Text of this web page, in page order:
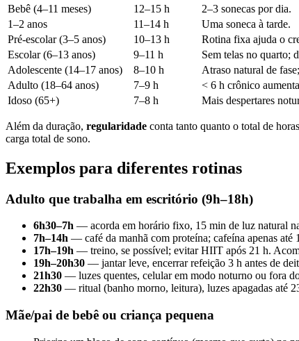
Bebê (4–11 meses)
12–15 h
2–3 sonecas por dia.
1–2 anos
11–14 h
Uma soneca à tarde.
Pré-escolar (3–5 anos)
10–13 h
Rotina fixa ajuda o
Escolar (6–13 anos)
9–11 h
Sem telas no quarto;
Adolescente (14–17 anos)
8–10 h
Atraso natural de
Adulto (18–64 anos)
7–9 h
< 6 h crônico
Idoso (65+)
7–8 h Mais despertares
Além da duração, regularidade conta tanto quanto o total de
carga total de sono.
Exemplos para diferentes rotinas
Adulto que trabalha em escritório (9h–18h)
6h30–7h — acorda em horário fixo, 15 min de luz natural
7h–14h — café da manhã com proteína; cafeína apenas até
17h–19h — treino, se possível; evitar HIIT após 21 h.
19h–20h30 — jantar leve, encerrar refeição 3 h antes de
21h30 — luzes quentes, celular em modo noturno ou fora
22h30 — ritual (banho morno, leitura), luzes apagadas até
Mãe/pai de bebê ou criança pequena